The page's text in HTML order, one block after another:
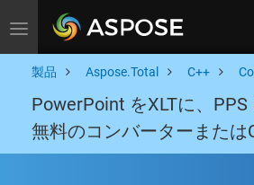
Toggle navigation
製品 Aspose.Total C++
PowerPoint をXLTに、PPS
無料のコンバーターまたは